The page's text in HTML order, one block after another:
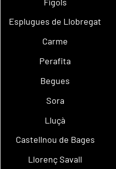
Esplugues de Llobregat
Carme
Perafita
Begues
Sora
Lluçà
Castellnou de Bages
Llorenç Savall